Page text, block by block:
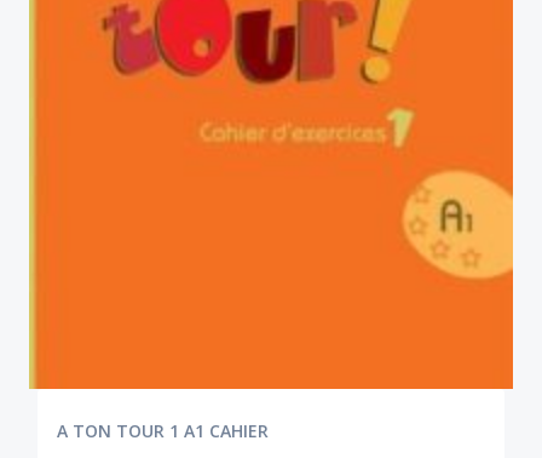
A TON TOUR 1 A1 CAHIER